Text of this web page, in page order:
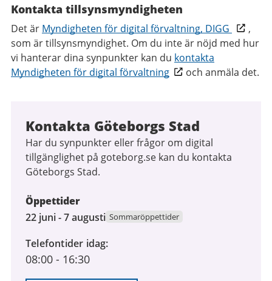
Kontakta tillsynsmyndigheten
Det är Myndigheten för digital förvaltning, DIGG
,
som är tillsynsmyndighet. Om du inte är nöjd med hur
vi hanterar dina synpunkter kan du kontakta
Myndigheten för digital förvaltning
och anmäla det.
Kontakta Göteborgs Stad
Har du synpunkter eller frågor om digital
tillgänglighet på goteborg.se kan du kontakta
Göteborgs Stad.
Öppettider
22
2026
till
22 juni - 7 augusti Sommaröppettider
Telefontider idag
08:00 - 16:30